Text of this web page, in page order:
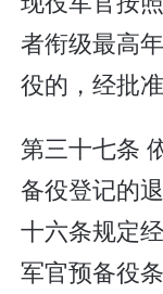
者衔级最高
役的，经批
第三十七条
备役登记的
十六条规定
军官预备役